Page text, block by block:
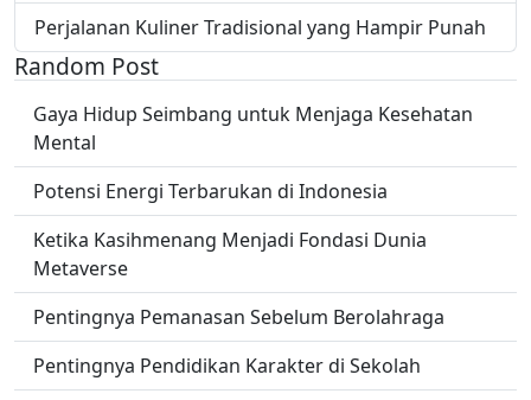
Perjalanan Kuliner Tradisional yang Hampir Punah
Random Post
Gaya Hidup Seimbang untuk Menjaga Kesehatan
Mental
Potensi Energi Terbarukan di Indonesia
Ketika Kasihmenang Menjadi Fondasi Dunia
Metaverse
Pentingnya Pemanasan Sebelum Berolahraga
Pentingnya Pendidikan Karakter di Sekolah